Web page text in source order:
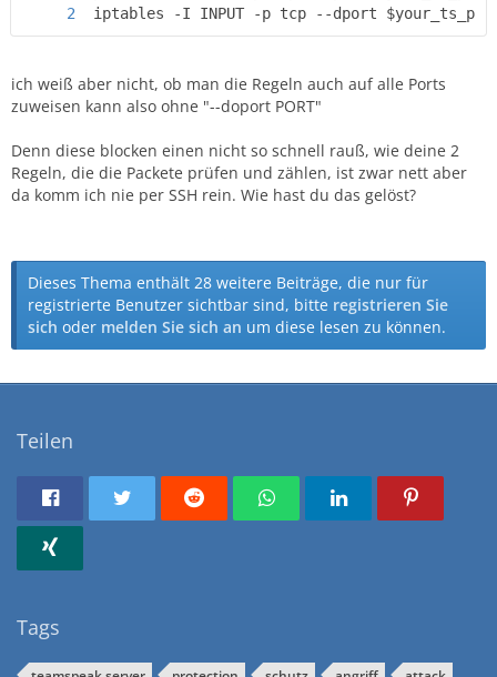
iptables -I INPUT -p tcp --dport
ich weiß aber nicht, ob man die Regeln auch auf alle Ports
zuweisen kann also ohne "--doport PORT"
Denn diese blocken einen nicht so schnell rauß, wie deine 2
Regeln, die die Packete prüfen und zählen, ist zwar nett aber
da komm ich nie per SSH rein. Wie hast du das gelöst?
Dieses Thema enthält 28 weitere Beiträge, die nur für
registrierte Benutzer sichtbar sind, bitte registrieren Sie
sich oder melden Sie sich an um diese lesen zu können.
Teilen
Tags